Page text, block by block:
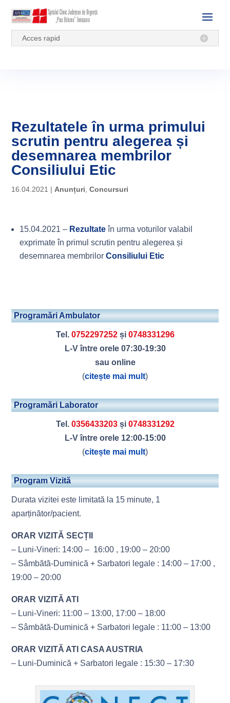
Acces rapid
Rezultatele în urma primului
scrutin pentru alegerea și
desemnarea membrilor
Consiliului Etic
16.04.2021 | Anunțuri ,Concursuri
15.04.2021 – Rezultate în urma voturilor valabil
exprimate în primul scrutin pentru alegerea și
desemnarea membrilorConsiliului Etic
Programări Ambulator
Tel. 0752297252și 0748331296
L-V între orele 07:30-19:30
sau online
(citește mai mult)
Programări Laborator
Tel. 0356433203și 0748331292
L-V între orele 12:00-15:00
(citește mai mult)
Program Vizită
Durata vizitei este limitată la 15 minute, 1
aparținător/pacient.
ORAR VIZITĂ SECȚII
– Luni-Vineri: 14:00 – 16:00 , 19:00 – 20:00
– Sâmbătă-Duminică + Sarbatori legale : 14:00 – 17:00 ,
19:00 – 20:00
ORAR VIZITĂ ATI
– Luni-Vineri: 11:00 – 13:00, 17:00 – 18:00
– Sâmbătă-Duminică + Sarbatori legale : 11:00 – 13:00
ORAR VIZITĂ ATI CASA AUSTRIA
– Luni-Duminică + Sarbatori legale : 15:30 – 17:30